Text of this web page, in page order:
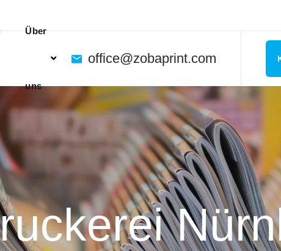
Über
uns
office@zobaprint.com